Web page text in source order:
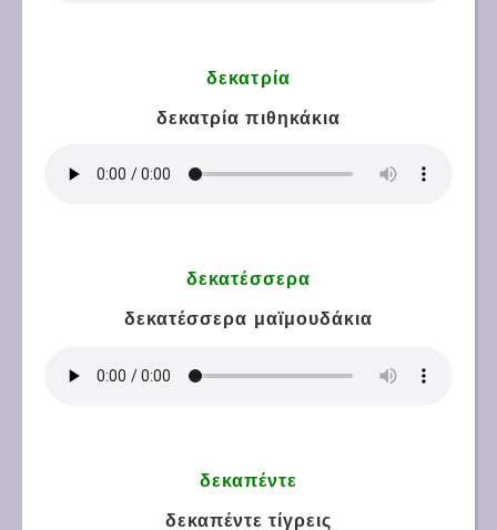
δεκατρία
δεκατρία πιθηκάκια
δεκατέσσερα
δεκατέσσερα μαϊμουδάκια
δεκαπέντε
δεκαπέντε τίγρεις